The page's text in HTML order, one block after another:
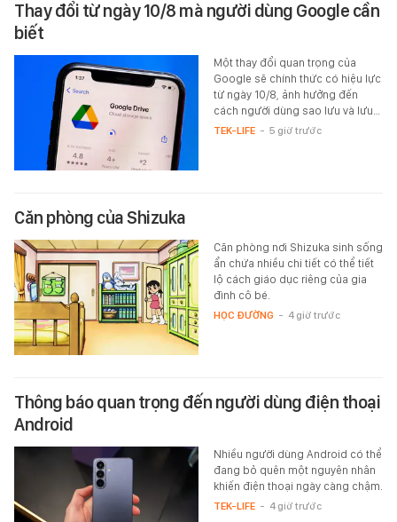
Thay đổi từ ngày 10/8 mà người dùng Google cần
biết
Một thay đổi quan trọng của
Google sẽ chính thức có hiệu lực
từ ngày 10/8, ảnh hưởng đến
cách người dùng sao lưu và lưu…
TEK-LIFE - 5 giờ trước
Căn phòng của Shizuka
Căn phòng nơi Shizuka sinh sống
ẩn chứa nhiều chi tiết có thể tiết
lộ cách giáo dục riêng của gia
đình cô bé.
HỌC ĐƯỜNG - 4 giờ trước
Thông báo quan trọng đến người dùng điện thoại
Android
Nhiều người dùng Android có thể
đang bỏ quên một nguyên nhân
khiến điện thoại ngày càng chậm.
TEK-LIFE - 4 giờ trước